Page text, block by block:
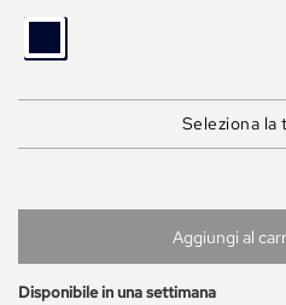
Seleziona la
Aggiungi al
Disponibile in una settimana